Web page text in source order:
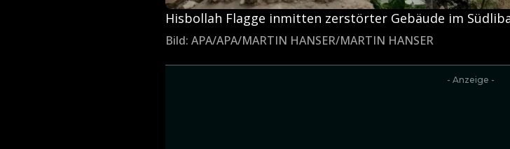
Hisbollah Flagge inmitten zerstörter Gebäude im
Bild: APA/APA/MARTIN HANSER/MARTIN HANSER
- Anzeige -